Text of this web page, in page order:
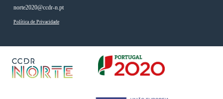
norte2020@ccdr-n.pt
Política de Privacidade